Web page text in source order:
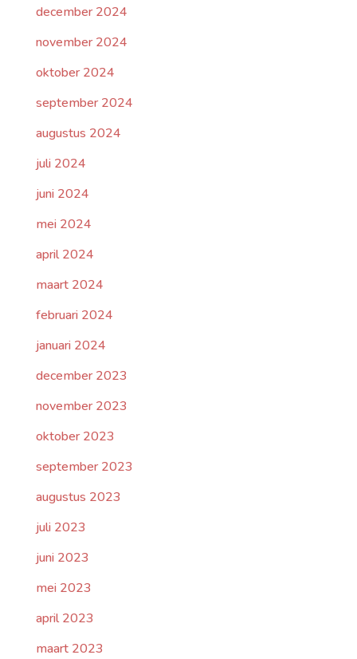
december 2024
november 2024
oktober 2024
september 2024
augustus 2024
juli 2024
juni 2024
mei 2024
april 2024
maart 2024
februari 2024
januari 2024
december 2023
november 2023
oktober 2023
september 2023
augustus 2023
juli 2023
juni 2023
mei 2023
april 2023
maart 2023